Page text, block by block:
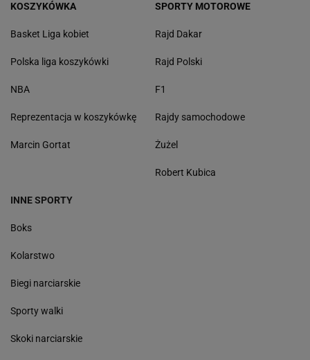
KOSZYKÓWKA
Basket Liga kobiet
Polska liga koszykówki
NBA
Reprezentacja w koszykówkę
Marcin Gortat
SPORTY MOTOROWE
Rajd Dakar
Rajd Polski
F1
Rajdy samochodowe
Żużel
Robert Kubica
INNE SPORTY
Boks
Kolarstwo
Biegi narciarskie
Sporty walki
Skoki narciarskie